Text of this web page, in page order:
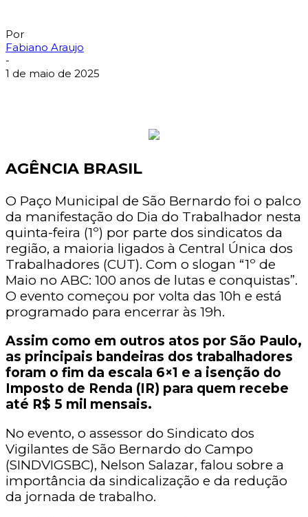
Por
Fabiano Araujo
-
1 de maio de 2025
AGÊNCIA BRASIL
O Paço Municipal de São Bernardo foi o palco
da manifestação do Dia do Trabalhador nesta
quinta-feira (1º) por parte dos sindicatos da
região, a maioria ligados à Central Única dos
Trabalhadores (CUT). Com o slogan “1º de
Maio no ABC: 100 anos de lutas e conquistas”.
O evento começou por volta das 10h e está
programado para encerrar às 19h.
Assim como em outros atos por São Paulo,
as principais bandeiras dos trabalhadores
foram o fim da escala 6×1 e a isenção do
Imposto de Renda (IR) para quem recebe
até R$ 5 mil mensais.
No evento, o assessor do Sindicato dos
Vigilantes de São Bernardo do Campo
(SINDVIGSBC), Nelson Salazar, falou sobre a
importância da sindicalização e da redução
da jornada de trabalho.